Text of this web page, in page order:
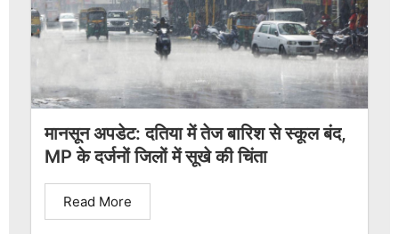
मानसून अपडेट: दतिया में तेज बारिश से स्कूल बंद,
MP के दर्जनों जिलों में सूखे की चिंता
Read More